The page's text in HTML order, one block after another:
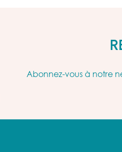
Abonnez-vous à notre